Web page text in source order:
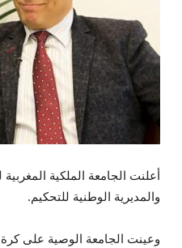
أعلنت الجامعة الملكية
والمديرية الوطنية للتحكيم.
وعينت الجامعة الوصية على